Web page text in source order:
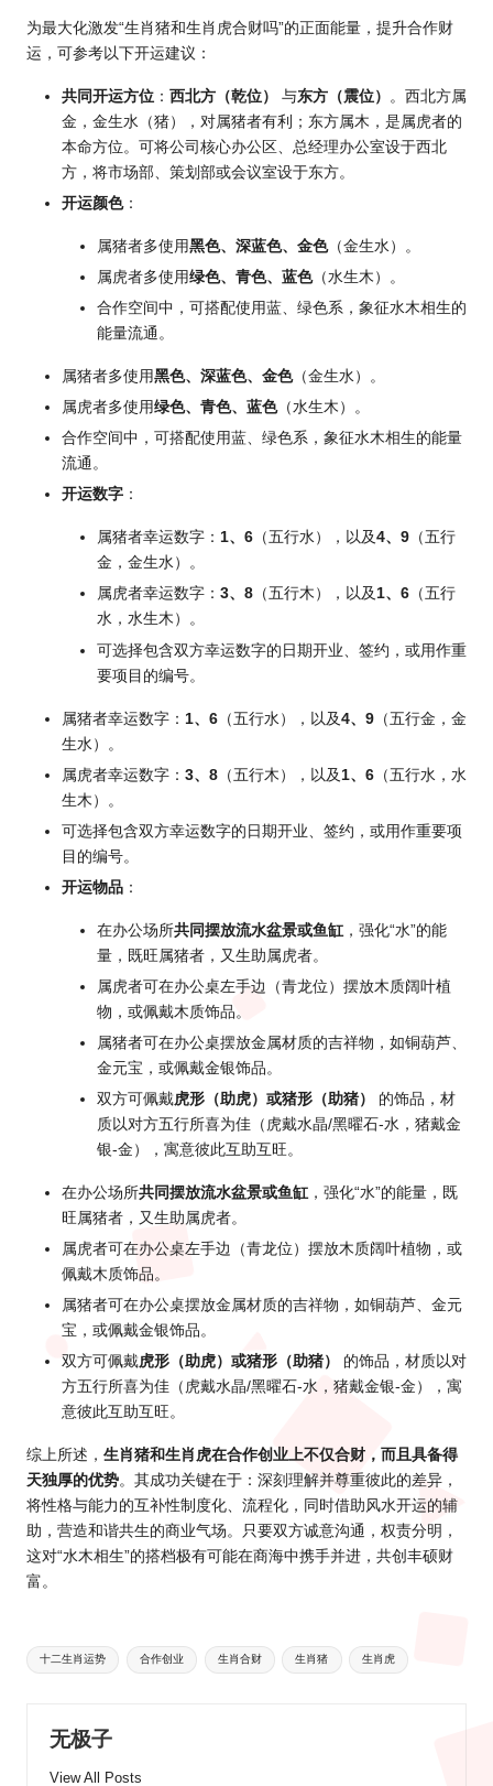
为最大化激发“生肖猪和生肖虎合财吗”的正面能量，提升合作财
运，可参考以下开运建议：
共同开运方位 ： 西北方（乾位） 与东方（震位）
。西北方属
金，金生水（猪），对属猪者有利；东方属木，是属虎者的
本命方位。可将公司核心办公区、总经理办公室设于西北
方，将市场部、策划部或会议室设于东方。
开运颜色：
属猪者多使用黑色、深蓝色、金色（金生水）。
属虎者多使用绿色、青色、蓝色（水生木）。
合作空间中，可搭配使用蓝、绿色系，象征水木相生的
能量流通。
属猪者多使用黑色、深蓝色、金色（金生水）。
属虎者多使用绿色、青色、蓝色（水生木）。
合作空间中，可搭配使用蓝、绿色系，象征水木相生的能量
流通。
开运数字 ：
属猪者幸运数字： 1、6 （五行水），以及4、9 （五行
金，金生水）。
属虎者幸运数字： 3、8 （五行木），以及1、6 （五行
水，水生木）。
可选择包含双方幸运数字的日期开业、签约，或用作重
要项目的编号。
属猪者幸运数字： 1、6 （五行水），以及4、9 （五行金，金
生水）。
属虎者幸运数字： 3、8 （五行木），以及 1、6 （五行水，水
生木）。
可选择包含双方幸运数字的日期开业、签约，或用作重要项
目的编号。
开运物品 ：
在办公场所共同摆放流水盆景或鱼缸 ，强化“水”的能
量，既旺属猪者，又生助属虎者。
属虎者可在办公桌左手边（青龙位）摆放木质阔叶植
物，或佩戴木质饰品。
属猪者可在办公桌摆放金属材质的吉祥物，如铜葫芦、
金元宝，或佩戴金银饰品。
双方可佩戴虎形（助虎）或猪形（助猪）
的饰品，材
质以对方五行所喜为佳（虎戴水晶/黑曜石-水，猪戴金
银-金），寓意彼此互助互旺。
在办公场所共同摆放流水盆景或鱼缸 ，强化“水”的能量，既
旺属猪者，又生助属虎者。
属虎者可在办公桌左手边（青龙位）摆放木质阔叶植物，或
佩戴木质饰品。
属猪者可在办公桌摆放金属材质的吉祥物，如铜葫芦、金元
宝，或佩戴金银饰品。
双方可佩戴虎形（助虎）或猪形（助猪）
的饰品，材质以对
方五行所喜为佳（虎戴水晶/黑曜石-水，猪戴金银-金），寓
意彼此互助互旺。
综上所述， 生肖猪和生肖虎在合作创业上不仅合财，而且具备得
天独厚的优势。其成功关键在于：深刻理解并尊重彼此的差异，
将性格与能力的互补性制度化、流程化，同时借助风水开运的辅
助，营造和谐共生的商业气场。只要双方诚意沟通，权责分明，
这对“水木相生”的搭档极有可能在商海中携手并进，共创丰硕财
富。
Tags:
十二生肖运势 合作创业 生肖合财 生肖猪 生肖虎
无极子
View All Posts